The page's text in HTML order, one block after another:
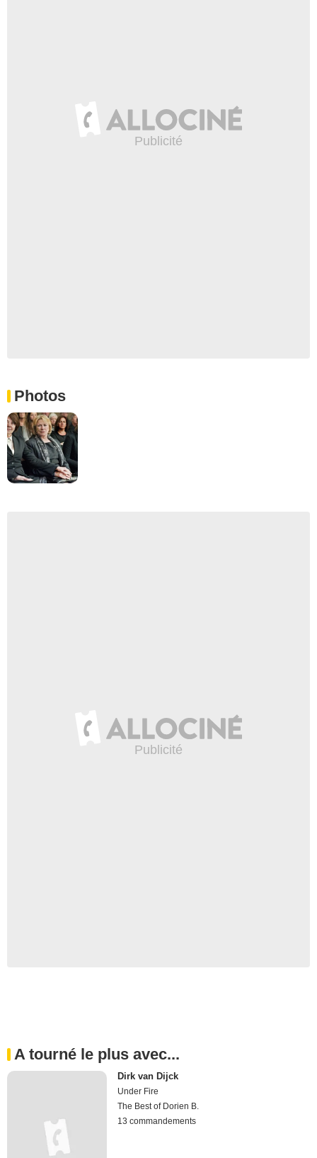
Photos
A tourné le plus avec...
Dirk van Dijck
Under Fire
The Best of Dorien B.
13 commandements